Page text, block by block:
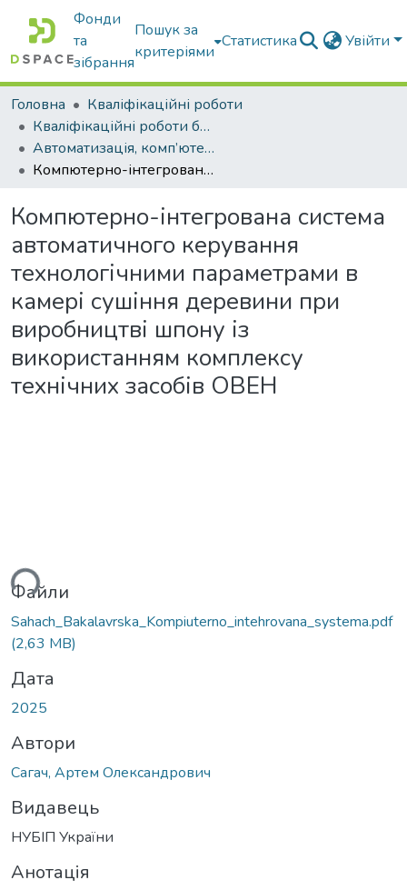
Фонди
та
зібрання
Пошук за
критеріями
Статистика Увійти
Головна
Кваліфікаційні роботи
Кваліфікаційні роботи бакалаврів
Автоматизація, комп’ютерно-інтегровані технології та робототехніка
Компютерно-інтегрована система автоматичного керування технологічними параметрами в камері сушіння деревини при виробництві шпону із використанням комплексу технічних засобів ОВЕН
Компютерно-інтегрована система
автоматичного керування
технологічними параметрами в
камері сушіння деревини при
виробництві шпону із
використанням комплексу
технічних засобів ОВЕН
Файли
Sahach_Bakalavrska_Kompiuterno_intehrovana_systema.pdf
(2,63 MB)
Дата
2025
Автори
Сагач, Артем Олександрович
Видавець
НУБІП України
Анотація